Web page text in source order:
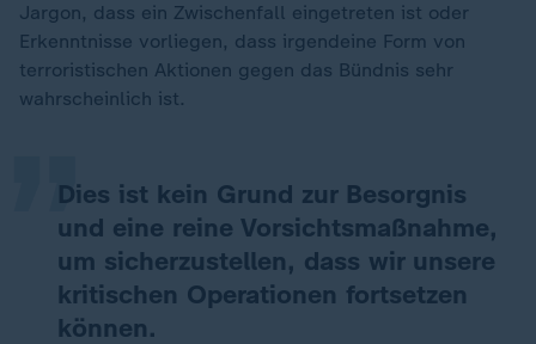
Jargon, dass ein Zwischenfall eingetreten ist oder
Erkenntnisse vorliegen, dass irgendeine Form von
terroristischen Aktionen gegen das Bündnis sehr
wahrscheinlich ist.
Dies ist kein Grund zur Besorgnis
und eine reine Vorsichtsmaßnahme,
um sicherzustellen, dass wir unsere
kritischen Operationen fortsetzen
können.
„